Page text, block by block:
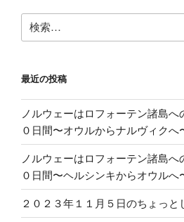
索:
最近の投稿
ノルウェーはロフォーテン諸島へ
０日間〜オウルからナルヴィクへ
ノルウェーはロフォーテン諸島へ
０日間〜ヘルシンキからオウルへ
２０２３年１１月５日のちょっと